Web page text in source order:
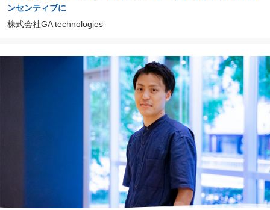
ンセンティブに
株式会社GA technologies